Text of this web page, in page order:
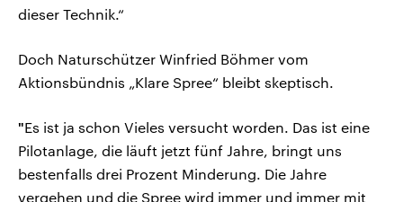
dieser Technik.“
Doch Naturschützer Winfried Böhmer vom
Aktionsbündnis „Klare Spree“ bleibt skeptisch.
"Es ist ja schon Vieles versucht worden. Das ist eine
Pilotanlage, die läuft jetzt fünf Jahre, bringt uns
bestenfalls drei Prozent Minderung. Die Jahre
vergehen und die Spree wird immer und immer mit